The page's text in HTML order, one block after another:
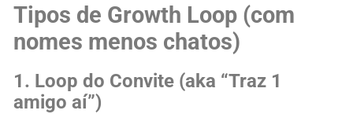
Tipos de Growth Loop (com
nomes menos chatos)
1. Loop do Convite (aka “Traz 1
amigo aí”)